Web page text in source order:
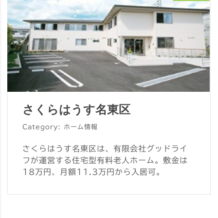
さくらはうす名東区
Category: ホーム情報
さくらはうす名東区は、有限会社グッドライ
フが運営する住宅型有料老人ホーム。敷金は
18万円、月額11.3万円から入居可。